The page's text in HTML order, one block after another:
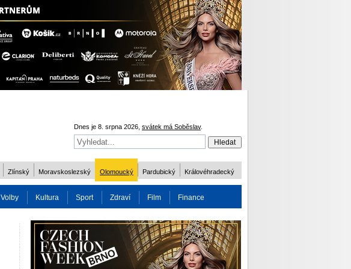
Dnes je 8. srpna 2026, svátek má Soběslav.
Zlínský Moravskoslezský Olomoucký Pardubický Královéhradecký
Volby Kultura Sport Zdraví Film Finance
Charita Osobnost Více ODM 2016